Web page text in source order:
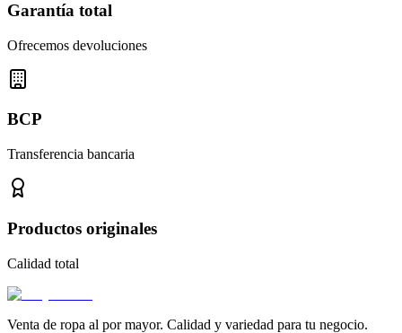
Garantía total
Ofrecemos devoluciones
BCP
Transferencia bancaria
Productos originales
Calidad total
Venta de ropa al por mayor. Calidad y variedad para tu negocio.